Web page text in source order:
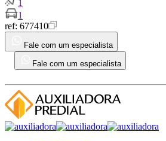
1
1
ref: 677410
Fale com um especialista
Fale com um especialista